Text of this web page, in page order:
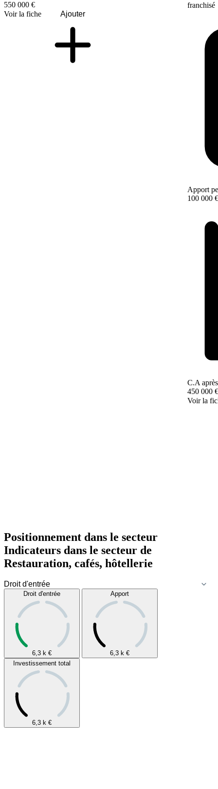
550 000 €
Voir la fiche
Ajouter
franchisé
Apport
100 000 €
C.A
450 000 €
Voir la
Positionnement dans le secteur
Indicateurs dans le secteur de
Restauration, cafés, hôtellerie
Droit d'entrée
6,3 k €
Apport
6,3 k €
Investissement total
6,3 k €